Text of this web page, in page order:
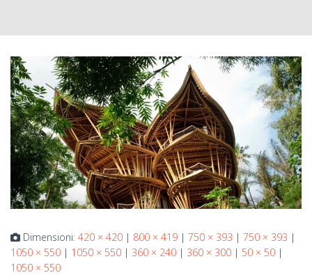
Dimensioni: 420 × 420 | 800 × 419 | 750 × 393 | 750 × 393 |
1050 × 550 | 1050 × 550 | 360 × 240 | 360 × 300 | 50 × 50 |
1050 × 550